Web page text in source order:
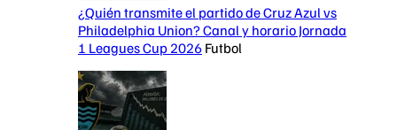
¿Quién transmite el partido de Cruz Azul vs
Philadelphia Union? Canal y horario Jornada
1 Leagues Cup 2026 Futbol